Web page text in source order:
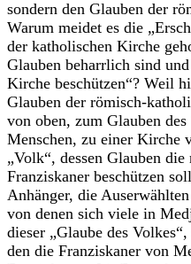
sondern den Glauben der
Warum meidet es die
der katholischen Kirche
Glauben beharrlich sind
Kirche beschützen“? Weil
Glauben der römisch-
von oben, zum Glauben
Menschen, zu einer Kirche
„Volk“, dessen Glauben
Franziskaner beschützen
Anhänger, die
von denen sich viele in
dieser „Glaube des
den die Franziskaner von